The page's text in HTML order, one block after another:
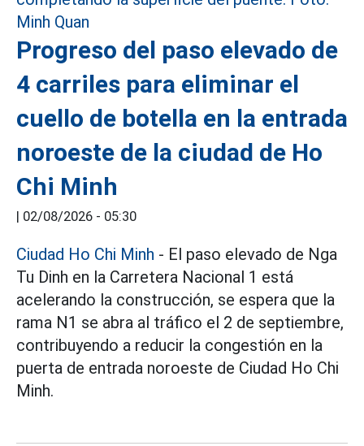
Progreso del paso elevado de
4 carriles para eliminar el
cuello de botella en la entrada
noroeste de la ciudad de Ho
Chi Minh
| 02/08/2026 - 05:30
Ciudad Ho Chi Minh - El paso elevado de Nga
Tu Dinh en la Carretera Nacional 1 está
acelerando la construcción, se espera que la
rama N1 se abra al tráfico el 2 de septiembre,
contribuyendo a reducir la congestión en la
puerta de entrada noroeste de Ciudad Ho Chi
Minh.